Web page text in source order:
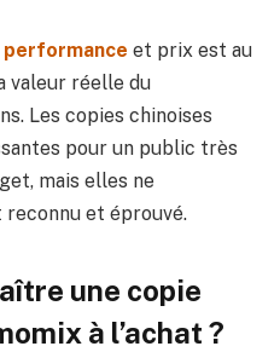
performance et prix est au
valeur réelle du
Les copies chinoises
pour un public très
mais elles ne
et éprouvé.
une copie
à l’achat ?